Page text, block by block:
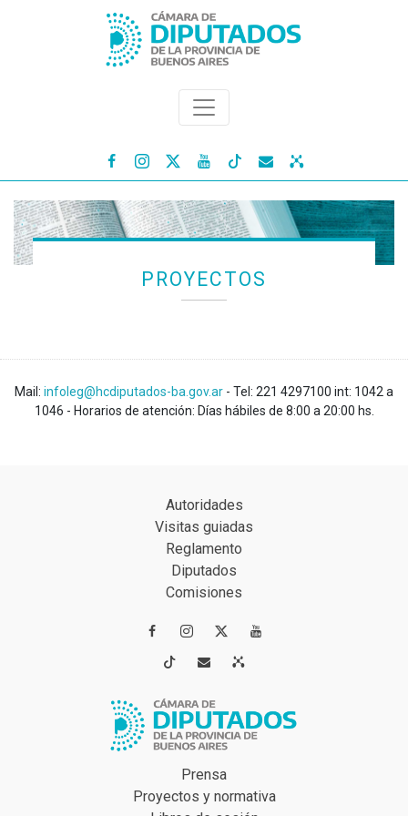
   
PROYECTOS
Mail: infoleg@hcdiputados-ba.gov.ar - Tel: 221 4297100 int: 1042 a
1046 - Horarios de atención: Días hábiles de 8:00 a 20:00 hs.
Autoridades
Visitas guiadas
Reglamento
Diputados
Comisiones
 
 
Prensa
Proyectos y normativa